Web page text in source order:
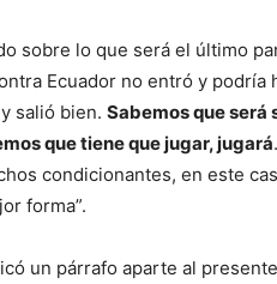
sobre lo que será el último
Ecuador no entró y
salió bien. Sabemos que será
que tiene que jugar, jugará
condicionantes, en este
forma”.
un párrafo aparte al